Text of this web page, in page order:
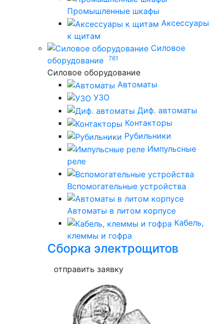
Промышленные шкафы
Аксессуары
к щитам
Силовое
оборудование
761
Силовое оборудование
Автоматы
УЗО
Диф. автоматы
Контакторы
Рубильники
Импульсные
реле
Вспомогательные устройства
Автоматы в литом корпусе
Кабель,
клеммы и гофра
Сборка электрощитов
отправить заявку